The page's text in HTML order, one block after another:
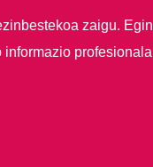
zaigu. Egin
profesionala